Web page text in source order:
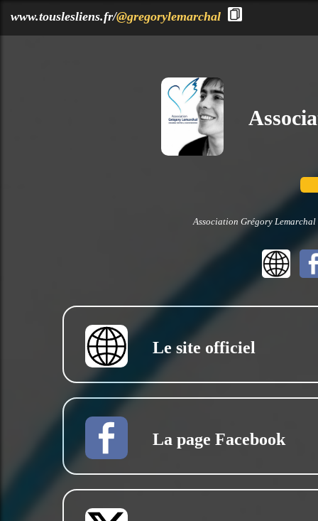
www.touslesliens.fr/@gregorylemarchal
Association Grégory Lemarchal
Le site officiel
La page Facebook